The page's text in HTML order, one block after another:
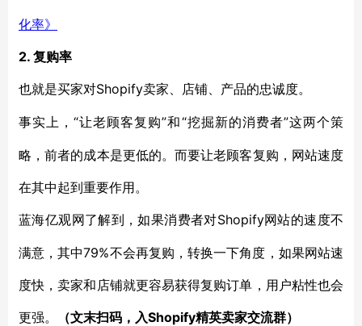
化率》
2. 复购率
也就是买家对Shopify卖家、店铺、产品的忠诚度。
事实上，“让老顾客复购”和“挖掘新的消费者”这两个策
略，前者的成本是更低的。而要让老顾客复购，网站速度
在其中起到重要作用。
蓝海亿观网了解到，如果消费者对Shopify网站的速度不
满意，其中79%不会再复购，转换一下角度，如果网站速
度快，卖家和店铺就更容易获得复购订单，用户粘性也会
更强。
（文末扫码，入Shopify精英卖家交流群）